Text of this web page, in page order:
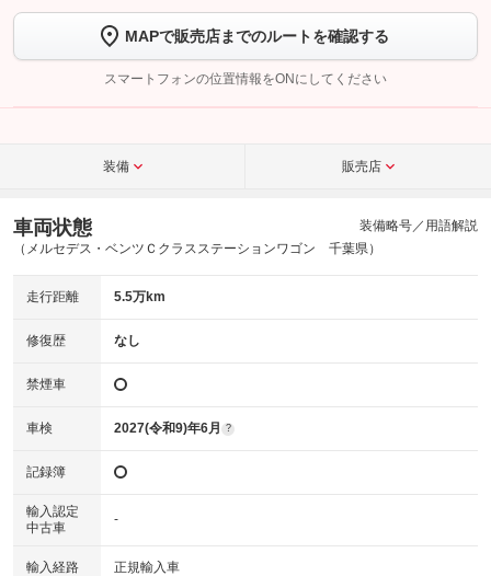
トーク画面で
ボタンをタップして問い合わせを
完了してください。
こちら
MAPで販売店までのルートを確認する
スマートフォンの位置情報をONにしてください
装備 販売店
車両状態
（メルセデス・ベンツＣクラスステーションワゴン 千葉県）
装備略号／用語解説
走行距離 5.5万km
修復歴 なし
禁煙車
車検 2027(令和9)年6月 ?
記録簿
輸入認定
中古車
-
輸入経路 正規輸入車